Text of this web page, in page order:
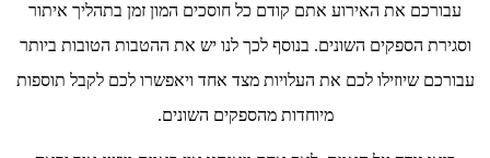
עבורכם את האירוע אתם קודם כל חוסכים המון זמן בתהליך איתור
וסגירת הספקים השונים. בנוסף לכך לנו יש את ההטבות הטובות ביותר
עבורכם שיוזילו לכם את העלויות מצד אחד ויאפשרו לכם לקבל תוספות
מיוחדות מהספקים השונים.